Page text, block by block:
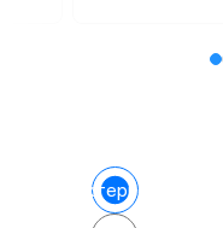
Характеристики